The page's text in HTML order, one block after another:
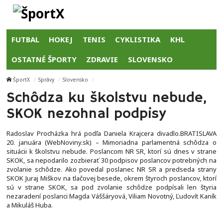
FUTBAL HOKEJ TENIS CYKLISTIKA KHL
OSTATNÉ ŠPORTY ZDRAVIE SLOVENSKO
ŠportX Správy Slovensko
Schôdza ku školstvu nebude,
SKOK nezohnal podpisy
Radoslav Procházka hrá podľa Daniela Krajcera divadlo.BRATISLAVA
20. januára (WebNoviny.sk) – Mimoriadna parlamentná schôdza o
situácii k školstvu nebude. Poslancom NR SR, ktorí sú dnes v strane
SKOK, sa nepodarilo zozbierať 30 podpisov poslancov potrebných na
zvolanie schôdze. Ako povedal poslanec NR SR a predseda strany
SKOK Juraj Miškov na tlačovej besede, okrem štyroch poslancov, ktorí
sú v strane SKOK, sa pod zvolanie schôdze podpísali len štyria
nezaradení poslanci Magda Váššáryová, Viliam Novotný, Ľudovít Kaník
a Mikuláš Huba.